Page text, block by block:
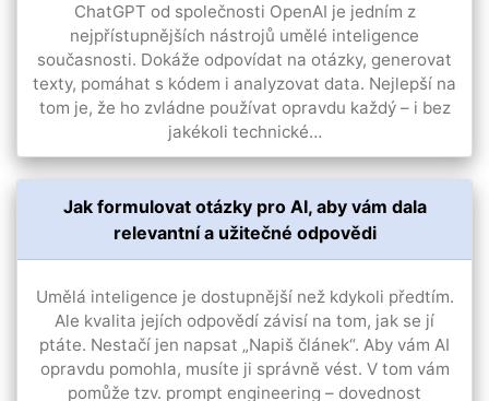
ChatGPT od společnosti OpenAI je jedním z
nejpřístupnějších nástrojů umělé inteligence
současnosti. Dokáže odpovídat na otázky, generovat
texty, pomáhat s kódem i analyzovat data. Nejlepší na
tom je, že ho zvládne používat opravdu každý – i bez
jakékoli technické…
Jak formulovat otázky pro AI, aby vám dala
relevantní a užitečné odpovědi
Umělá inteligence je dostupnější než kdykoli předtím.
Ale kvalita jejích odpovědí závisí na tom, jak se jí
ptáte. Nestačí jen napsat „Napiš článek“. Aby vám AI
opravdu pomohla, musíte ji správně vést. V tom vám
pomůže tzv. prompt engineering – dovednost